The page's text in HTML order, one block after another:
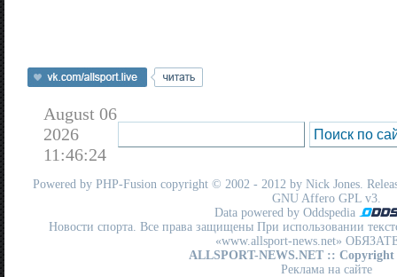
August 06
2026
11:46:24
Powered by PHP-Fusion copyright © 2002 - 2012 by Nick Jones.
GNU Affero GPL v3.
Data powered by Oddspedia
Новости спорта. Все права защищены При использовании
«www.allsport-news.net»
ALLSPORT-NEWS.NET :: Copyright
Реклама на сайте